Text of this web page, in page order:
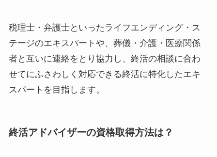
税理士・弁護士といったライフエンディング・ス
テージのエキスパートや、葬儀・介護・医療関係
者と互いに連絡をとり協力し、終活の相談に合わ
せてにふさわしく対応できる終活に特化したエキ
スパートを目指します。
終活アドバイザーの資格取得方法は？